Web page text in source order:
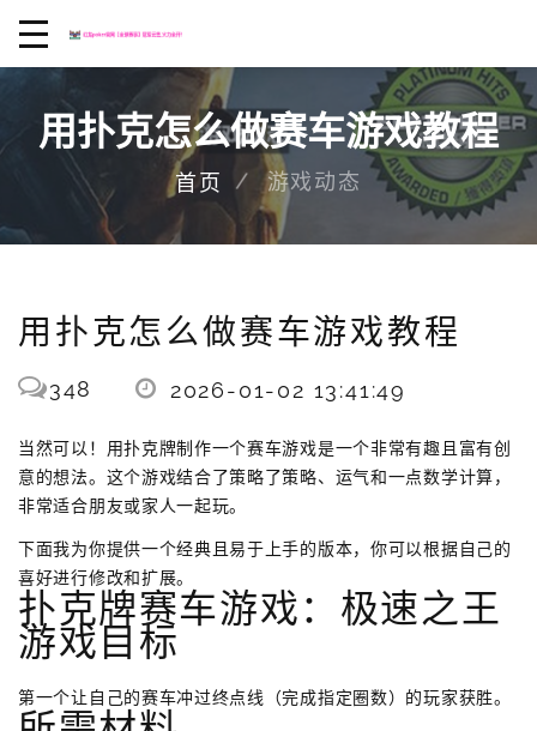
用扑克怎么做赛车游戏教程
首页 游戏动态
用扑克怎么做赛车游戏教程
348 2026-01-02 13:41:49
当然可以！用扑克牌制作一个赛车游戏是一个非常有趣且富有创
意的想法。这个游戏结合了策略了策略、运气和一点数学计算，
非常适合朋友或家人一起玩。
下面我为你提供一个经典且易于上手的版本，你可以根据自己的
喜好进行修改和扩展。
扑克牌赛车游戏：极速之王
游戏目标
第一个让自己的赛车冲过终点线（完成指定圈数）的玩家获胜。